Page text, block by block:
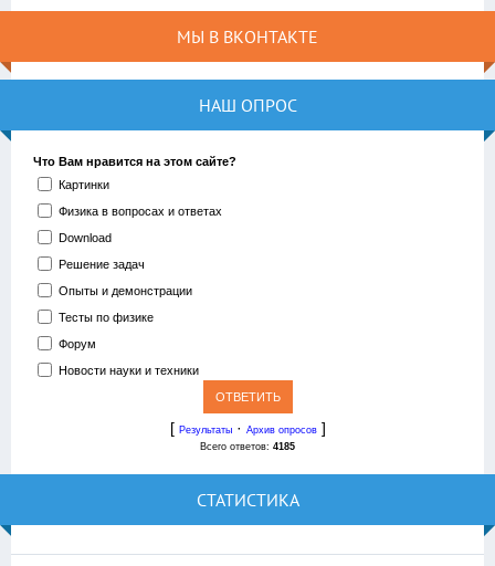
МЫ В ВКОНТАКТЕ
НАШ ОПРОС
Что Вам нравится на этом сайте?
Картинки
Физика в вопросах и ответах
Download
Решение задач
Опыты и демонстрации
Тесты по физике
Форум
Новости науки и техники
[ Результаты· Архив опросов]
Всего ответов: 4185
СТАТИСТИКА